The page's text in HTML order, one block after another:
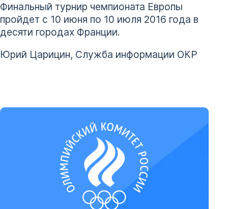
Финальный турнир чемпионата Европы
пройдет с 10 июня по 10 июля 2016 года в
десяти городах Франции.
Юрий Царицин, Служба информации ОКР